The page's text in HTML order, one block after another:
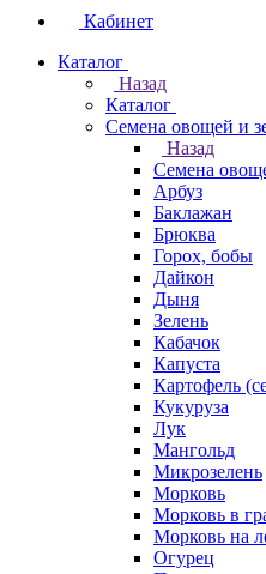
Кабинет
Каталог
Назад
Каталог
Семена овощей и
Назад
Семена
Арбуз
Баклажан
Брюква
Горох, бобы
Дайкон
Дыня
Зелень
Кабачок
Капуста
Картофель
Кукуруза
Лук
Мангольд
Микрозелень
Морковь
Морковь в
Морковь на
Огурец